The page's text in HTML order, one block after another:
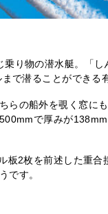
乗り物の潜水艇。「し
で潜ることができる
らの船外を覗く窓に
で厚みが
板2枚を前述した重合
です。